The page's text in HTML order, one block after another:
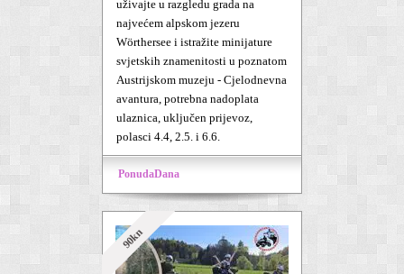
uživajte u razgledu grada na
najvećem alpskom jezeru
Wörthersee i istražite minijature
svjetskih znamenitosti u poznatom
Austrijskom muzeju - Cjelodnevna
avantura, potrebna nadoplata
ulaznica, uključen prijevoz,
polasci 4.4, 2.5. i 6.6.
PonudaDana
90kn